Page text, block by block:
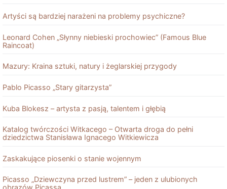
Artyści są bardziej narażeni na problemy psychiczne?
Leonard Cohen „Słynny niebieski prochowiec” (Famous Blue
Raincoat)
Mazury: Kraina sztuki, natury i żeglarskiej przygody
Pablo Picasso „Stary gitarzysta”
Kuba Blokesz – artysta z pasją, talentem i głębią
Katalog twórczości Witkacego – Otwarta droga do pełni
dziedzictwa Stanisława Ignacego Witkiewicza
Zaskakujące piosenki o stanie wojennym
Picasso „Dziewczyna przed lustrem” – jeden z ulubionych